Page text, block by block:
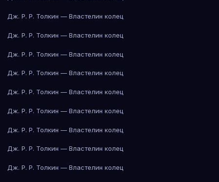
Дж. Р. Р. Толкин — Властелин колец
Дж. Р. Р. Толкин — Властелин колец
Дж. Р. Р. Толкин — Властелин колец
Дж. Р. Р. Толкин — Властелин колец
Дж. Р. Р. Толкин — Властелин колец
Дж. Р. Р. Толкин — Властелин колец
Дж. Р. Р. Толкин — Властелин колец
Дж. Р. Р. Толкин — Властелин колец
Дж. Р. Р. Толкин — Властелин колец